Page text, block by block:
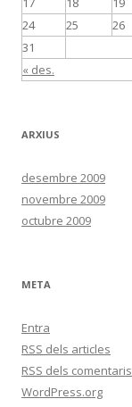
« des.
24
25 26
31
ARXIUS
desembre 2009
novembre 2009
octubre 2009
META
Entra
RSS dels articles
RSS dels comentaris
WordPress.org